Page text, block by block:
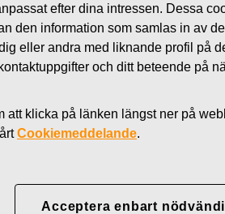
efter dina intressen. Dessa
den information som samlas in av
eller andra med liknande profil på
och ditt beteende på
klicka på länken längst ner på
Cookiemeddelande.
Acceptera enbart